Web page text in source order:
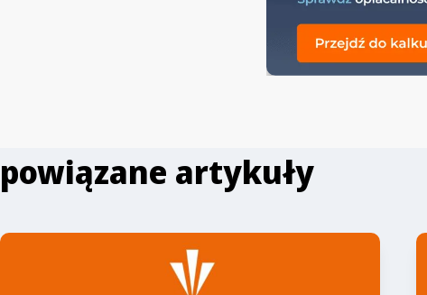
powiązane artykuły